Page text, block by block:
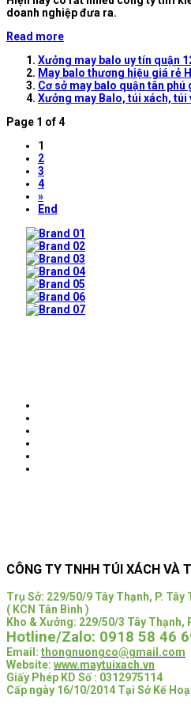
doanh nghiệp đưa ra.
Read more
Xưởng may balo uy tín quận
May balo thương hiệu giá rẻ
Cơ sở may balo quận tân phú
Xưởng may Balo, túi xách, túi
Page 1 of 4
1
2
3
4
»
End
CÔNG TY TNHH TÚI XÁCH VÀ
Trụ Sở: 229/50/9 Tây Thạnh, P. Tây
( KCN Tân Bình )
Kho & Xưởng: 229/50/3 Tây Thạnh,
Hotline/Zalo: 0918 58 46
Email: thongnuongco@gmail.com
Website: www.maytuixach.vn
Giấy Phép KD Số : 0312975114
Cấp ngày 16/10/2014 Tại Sở Kế